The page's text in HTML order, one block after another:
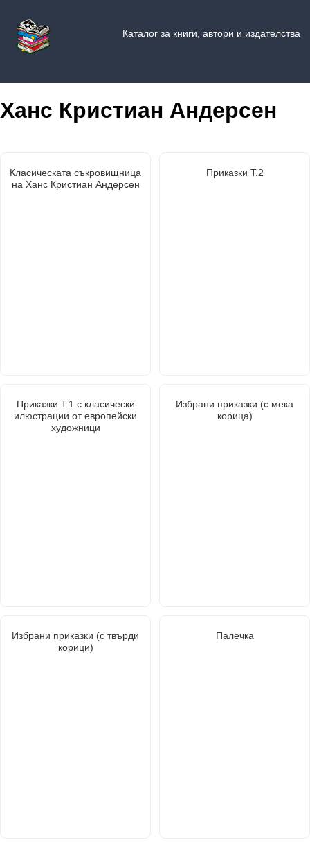
Каталог за книги, автори и издателства
Ханс Кристиан Андерсен
Класическата съкровищница
на Ханс Кристиан Андерсен
Приказки Т.2
Приказки Т.1 с класически
илюстрации от европейски
художници
Избрани приказки (с мека
корица)
Избрани приказки (с твърди
корици)
Палечка